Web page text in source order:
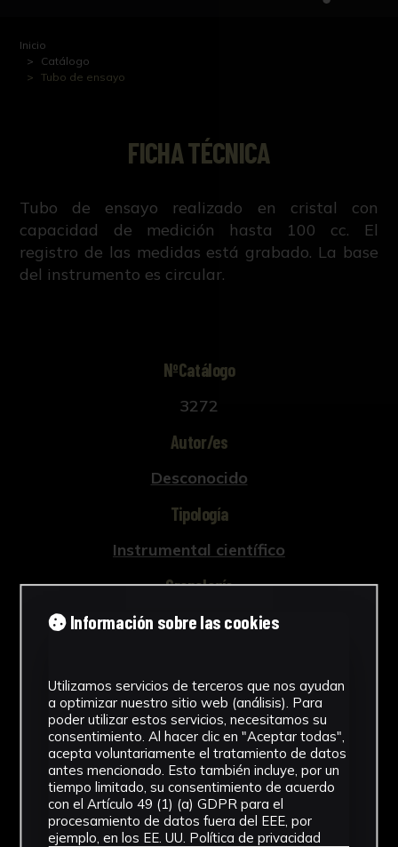
Inicio
Catálogo
Tubo de ensayo
FICHA TÉCNICA
Tubo de ensayo realizado en cristal con
capacidad de medición hasta 100 cc. El
registro de las medidas está grabado. La base
del instrumento es circular.
NºCatálogo
3272
Autor/es
Desconocido
Tipología
Instrumental científico
Cronología
1920 - 2000
Vidrio
Ubicación
Facultad de Medicina
Ver más
Información sobre las cookies
Utilizamos servicios de terceros que nos ayudan
a optimizar nuestro sitio web (análisis). Para
poder utilizar estos servicios, necesitamos su
consentimiento. Al hacer clic en "Aceptar todas",
acepta voluntariamente el tratamiento de datos
antes mencionado. Esto también incluye, por un
tiempo limitado, su consentimiento de acuerdo
con el Artículo 49 (1) (a) GDPR para el
procesamiento de datos fuera del EEE, por
ejemplo, en los EE. UU. Política de privacidad